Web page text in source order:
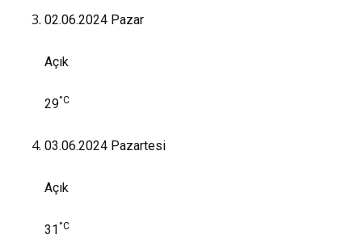
02.06.2024 Pazar
Açık
29°C
03.06.2024 Pazartesi
Açık
31 °C